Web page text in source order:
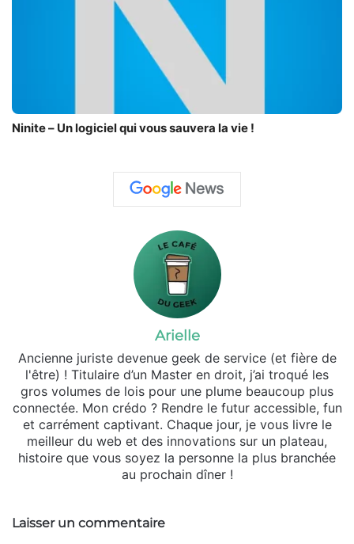
Ninite – Un logiciel qui vous sauvera la vie !
Arielle
Ancienne juriste devenue geek de service (et fière de
l'être) ! Titulaire d’un Master en droit, j’ai troqué les
gros volumes de lois pour une plume beaucoup plus
connectée. Mon crédo ? Rendre le futur accessible, fun
et carrément captivant. Chaque jour, je vous livre le
meilleur du web et des innovations sur un plateau,
histoire que vous soyez la personne la plus branchée
au prochain dîner !
Laisser un commentaire